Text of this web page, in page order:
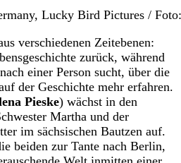
Lucky Bird Pictures /
verschiedenen Zeitebenen:
zurück, während
einer Person sucht, über die
der Geschichte mehr erfahren.
Pieske) wächst in den
Martha und der
im sächsischen Bautzen auf.
beiden zur Tante nach Berlin,